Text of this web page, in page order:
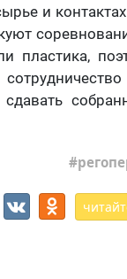
и
пластика,